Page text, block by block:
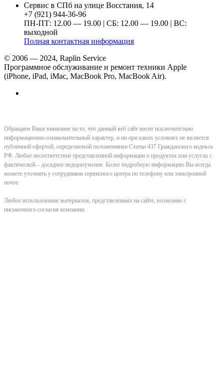
Сервис в СПб на улице Восстания, 14
+7 (921) 944-36-96
ПН-ПТ: 12.00 — 19.00 | СБ: 12.00 — 19.00 | ВС:
выходной
Полная контактная информация
© 2006 — 2024, Raplin Service
Программное обслуживание и ремонт техники Apple
(iPhone, iPad, iMac, MacBook Pro, MacBook Air).
Обращаем Ваше внимание на то, что данный веб сайт носит исключительно
информационно-ознакомительный характер, и ни при каких условиях не является
публичной офертой, определяемой положениями Статьи 437 Гражданского кодекса
РФ. Любое несоответствие представленной информации о продуктах или услугах с
фактической – досадное недоразумение. Более подробную информацию Вы всегда
можете уточнить у сотрудников сервисного центра по телефону или электронной
почте.
Любое использование материалов, представленных на сайте, возможно с
письменного согласия компании.